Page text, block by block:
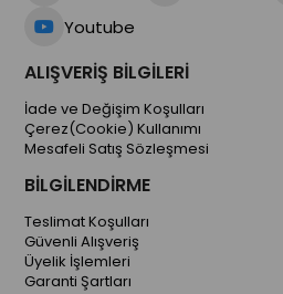
Youtube
ALIŞVERİŞ BİLGİLERİ
İade ve Değişim Koşulları
Çerez(Cookie) Kullanımı
Mesafeli Satış Sözleşmesi
BİLGİLENDİRME
Teslimat Koşulları
Güvenli Alışveriş
Üyelik İşlemleri
Garanti Şartları